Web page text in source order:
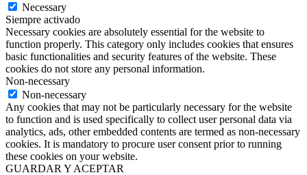
Necessary
Siempre activado
Necessary cookies are absolutely essential for the website to
function properly. This category only includes cookies that ensures
basic functionalities and security features of the website. These
cookies do not store any personal information.
Non-necessary
Non-necessary
Any cookies that may not be particularly necessary for the website
to function and is used specifically to collect user personal data via
analytics, ads, other embedded contents are termed as non-necessary
cookies. It is mandatory to procure user consent prior to running
these cookies on your website.
GUARDAR Y ACEPTAR